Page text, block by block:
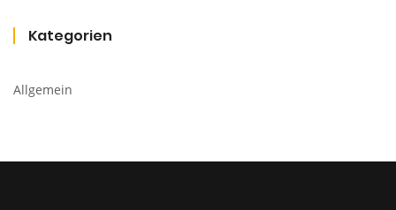
Kategorien
Allgemein